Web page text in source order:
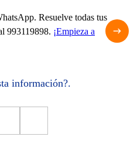
Resuelve todas tus
993119898. ¡Empieza a
información?.